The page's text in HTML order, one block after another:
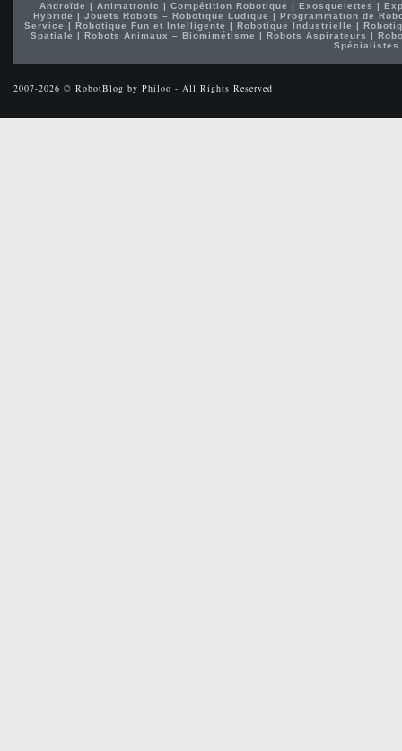
Androïde | Animatronic | Compétition Robotique | Exosquelettes |
Hybride |Jouets Robots – Robotique Ludique |Programmation de
Service | Robotique Fun et Intelligente | Robotique Industrielle |
Spatiale | Robots Animaux – Biomimétisme | Robots Aspirateurs |
Spécialistes
2007-2026 © RobotBlog by Philoo - All Rights Reserved